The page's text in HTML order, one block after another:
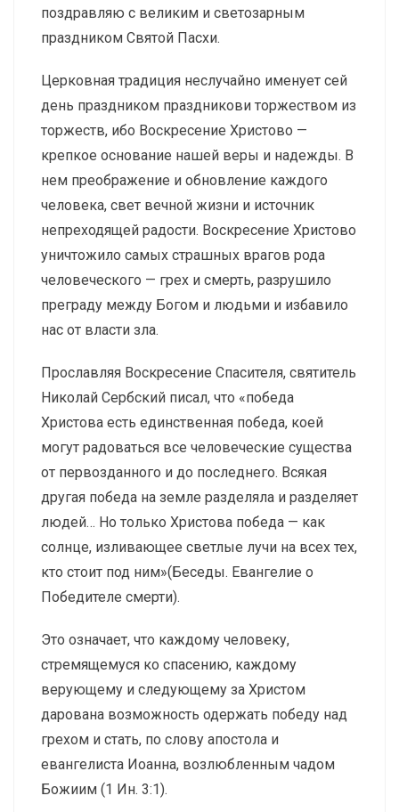
поздравляю с великим и светозарным
праздником Святой Пасхи.
Церковная традиция неслучайно именует сей
день праздником праздникови торжеством из
торжеств, ибо Воскресение Христово —
крепкое основание нашей веры и надежды. В
нем преображение и обновление каждого
человека, свет вечной жизни и источник
непреходящей радости. Воскресение Христово
уничтожило самых страшных врагов рода
человеческого — грех и смерть, разрушило
преграду между Богом и людьми и избавило
нас от власти зла.
Прославляя Воскресение Спасителя, святитель
Николай Сербский писал, что «победа
Христова есть единственная победа, коей
могут радоваться все человеческие существа
от первозданного и до последнего. Всякая
другая победа на земле разделяла и разделяет
людей… Но только Христова победа — как
солнце, изливающее светлые лучи на всех тех,
кто стоит под ним»(Беседы. Евангелие о
Победителе смерти).
Это означает, что каждому человеку,
стремящемуся ко спасению, каждому
верующему и следующему за Христом
дарована возможность одержать победу над
грехом и стать, по слову апостола и
евангелиста Иоанна, возлюбленным чадом
Божиим (1 Ин. 3:1).